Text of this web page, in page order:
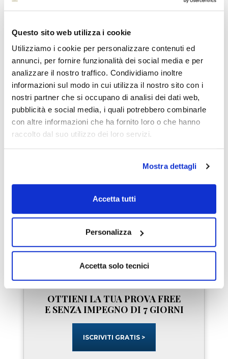
Questo sito web utilizza i cookie
Utilizziamo i cookie per personalizzare contenuti ed
annunci, per fornire funzionalità dei social media e per
analizzare il nostro traffico. Condividiamo inoltre
informazioni sul modo in cui utilizza il nostro sito con i
nostri partner che si occupano di analisi dei dati web,
pubblicità e social media, i quali potrebbero combinarle
con altre informazioni che ha fornito loro o che hanno
raccolto dal suo utilizzo dei loro servizi.
Mostra dettagli
Accetta tutti
Personalizza
Accetta solo tecnici
eccellente esperienza
professionalità."
Dave Landry
Star del trading USA
"LombardReport.com è
uno dei pochi siti che io
conosca al mondo dove
loro indicazioni di trading
in modo da renderle
OTTIENI LA TUA PROVA FREE
E SENZA IMPEGNO DI 7 GIORNI
ISCRIVITI GRATIS >